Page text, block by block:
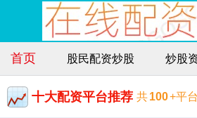
首页 股民配资炒股 炒股
十大配资平台推荐 共100+平台